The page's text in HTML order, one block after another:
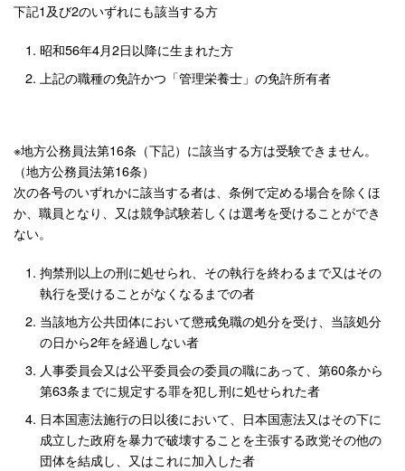
下記1及び2のいずれにも該当する方
昭和56年4月2日以降に生まれた方
上記の職種の免許かつ「管理栄養士」の免許所有者
※地方公務員法第16条（下記）に該当する方は受験できません。
（地方公務員法第16条）
次の各号のいずれかに該当する者は、条例で定める場合を除くほ
か、職員となり、又は競争試験若しくは選考を受けることができ
ない。
拘禁刑以上の刑に処せられ、その執行を終わるまで又はその
執行を受けることがなくなるまでの者
当該地方公共団体において懲戒免職の処分を受け、当該処分
の日から2年を経過しない者
人事委員会又は公平委員会の委員の職にあって、第60条から
第63条までに規定する罪を犯し刑に処せられた者
日本国憲法施行の日以後において、日本国憲法又はその下に
成立した政府を暴力で破壊することを主張する政党その他の
団体を結成し、又はこれに加入した者